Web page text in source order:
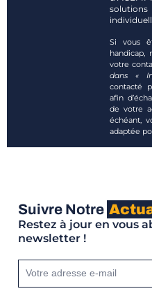
Si vous
handicap,
votre
dans «
contacté
afin
de votre
échéant,
adaptée
Suivre Notre
Restez à jour en vous
newsletter !